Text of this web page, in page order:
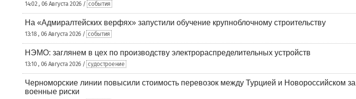
14:02 , 06 Августа 2026 / события
На «Адмиралтейских верфях» запустили обучение крупноблочному строительству
13:18 , 06 Августа 2026 / события
НЭМО: заглянем в цех по производству электрораспределительных устройств
13:10 , 06 Августа 2026 / судостроение
Черноморские линии повысили стоимость перевозок между Турцией и Новороссийском за
военные риски